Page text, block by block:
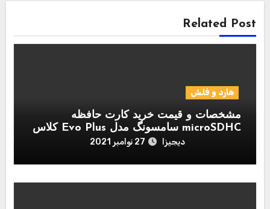
Related Post
هارد و فلش
مشخصات و قیمت خرید کارت حافظه
microSDHC سامسونگ مدل Evo Plus کلاس
دیجیزا 27 نوامبر 2021